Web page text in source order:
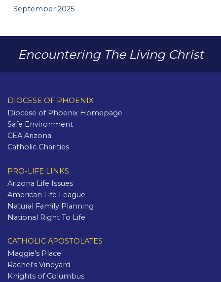
September 2025
Encountering The Living Christ
DIOCESE OF PHOENIX
Diocese of Phoenix Homepage
Safe Environment
CEA Arizona
Catholic Charities
PRO-LIFE LINKS
Arizona Life Issues
American Life League
Natural Family Planning
National Right To Life
CATHOLIC APOSTOLATES
Maggie's Place
Rachel's Vineyard
Knights of Columbus